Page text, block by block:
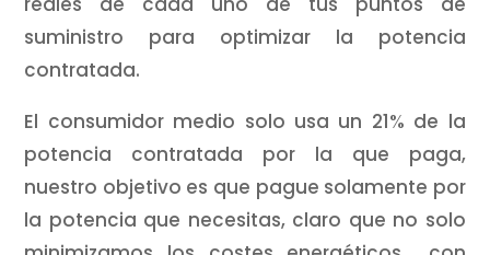
suministro para optimizar la potencia
contratada.
El consumidor medio solo usa un 21% de la
potencia contratada por la que paga,
nuestro objetivo es que pague solamente por
la potencia que necesitas, claro que no solo